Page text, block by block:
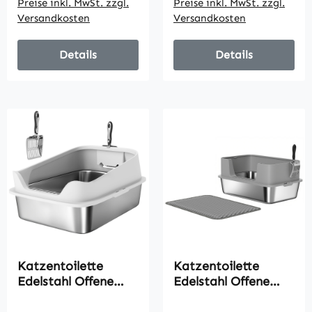
und Deobeutel,
dunkelgrau
Preise inkl. MwSt. zzgl.
Versandkosten
Details
Katzen bis 12 kg
69,8 x 50,3 x 29,8
cm Grau
Preise inkl. MwSt. zzgl.
Versandkosten
Details
Katzentoilette
Edelstahl Offene
Katzentoilette
Edelstahl Offene